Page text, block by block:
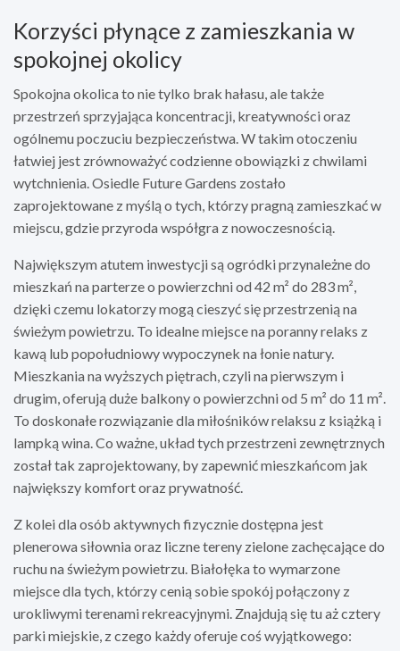
Korzyści płynące z zamieszkania w
spokojnej okolicy
Spokojna okolica to nie tylko brak hałasu, ale także
przestrzeń sprzyjająca koncentracji, kreatywności oraz
ogólnemu poczuciu bezpieczeństwa. W takim otoczeniu
łatwiej jest zrównoważyć codzienne obowiązki z chwilami
wytchnienia. Osiedle Future Gardens zostało
zaprojektowane z myślą o tych, którzy pragną zamieszkać w
miejscu, gdzie przyroda współgra z nowoczesnością.
Największym atutem inwestycji są ogródki przynależne do
mieszkań na parterze o powierzchni od 42 m² do 283 m²,
dzięki czemu lokatorzy mogą cieszyć się przestrzenią na
świeżym powietrzu. To idealne miejsce na poranny relaks z
kawą lub popołudniowy wypoczynek na łonie natury.
Mieszkania na wyższych piętrach, czyli na pierwszym i
drugim, oferują duże balkony o powierzchni od 5 m² do 11 m².
To doskonałe rozwiązanie dla miłośników relaksu z książką i
lampką wina. Co ważne, układ tych przestrzeni zewnętrznych
został tak zaprojektowany, by zapewnić mieszkańcom jak
największy komfort oraz prywatność.
Z kolei dla osób aktywnych fizycznie dostępna jest
plenerowa siłownia oraz liczne tereny zielone zachęcające do
ruchu na świeżym powietrzu. Białołęka to wymarzone
miejsce dla tych, którzy cenią sobie spokój połączony z
urokliwymi terenami rekreacyjnymi. Znajdują się tu aż cztery
parki miejskie, z czego każdy oferuje coś wyjątkowego: